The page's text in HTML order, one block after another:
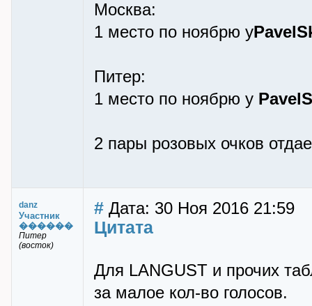
Москва:
1 место по ноябрю у
Питер:
1 место по ноябрю у
2 пары розовых очков
danz
Участник
������
Питер
(восток)
# Дата: 30 Ноя 2016 21:59
Цитата
Для LANGUST и прочих
за малое кол-во голосов.